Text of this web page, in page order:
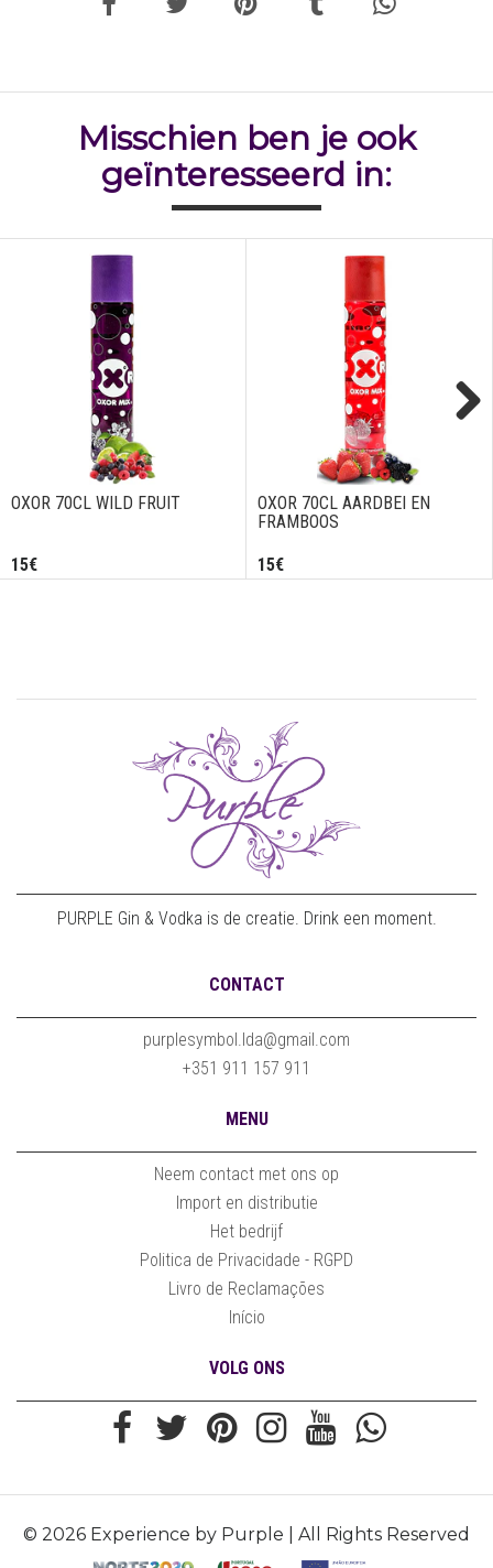
Misschien ben je ook
geïnteresseerd in:
OXOR 70CL WILD FRUIT
15€
OXOR 70CL AARDBEI EN
FRAMBOOS
15€
PURPLE Gin & Vodka is de creatie. Drink een moment.
CONTACT
purplesymbol.lda@gmail.com
+351 911 157 911
MENU
Neem contact met ons op
Import en distributie
Het bedrijf
Politica de Privacidade - RGPD
Livro de Reclamações
Início
VOLG ONS
© 2026 Experience by Purple | All Rights Reserved